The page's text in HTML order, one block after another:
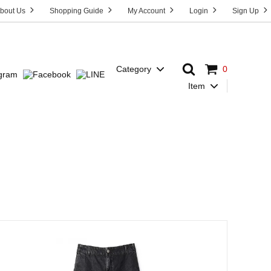
Sign Up
Login
My Account
Shopping Guide
Us
0
Category
Item